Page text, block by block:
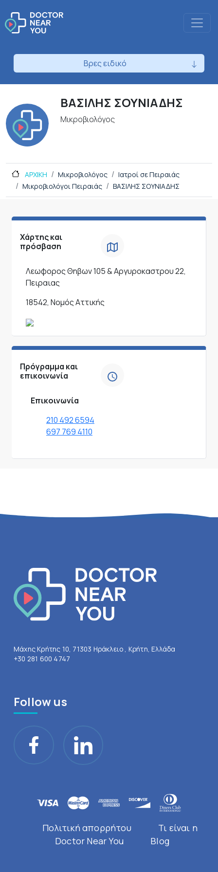
Βρες ειδικό
ΒΑΣΙΛΗΣ ΣΟΥΝΙΑΔΗΣ
Μικροβιολόγος
ΑΡΧΙΚΗ Μικροβιολόγος
Ιατροί σε Πειραιάς
Μικροβιολόγοι Πειραιάς
ΒΑΣΙΛΗΣ ΣΟΥΝΙΑΔΗΣ
Χάρτης και
πρόσβαση
Λεωφορος Θηβων 105 & Αργυροκαστρου 22,
Πειραιας
18542, Νομός Αττικής
Πρόγραμμα και
επικοινωνία
Επικοινωνία
210 492 6594
697 769 4110
Μάχης Κρήτης 10, 71303 Ηράκλειο , Κρήτη, Ελλάδα
+30 281 600 4747
Follow us
Πολιτική απορρήτου
Τι είναι η
Doctor Near You
Blog